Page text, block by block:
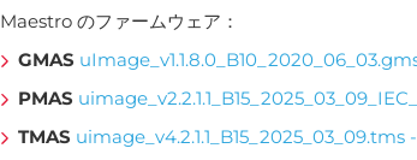
Maestro のファームウェア：
GMAS
PMAS
TMAS uimage_v4.2.1.1_B15_2025_03_09.tms